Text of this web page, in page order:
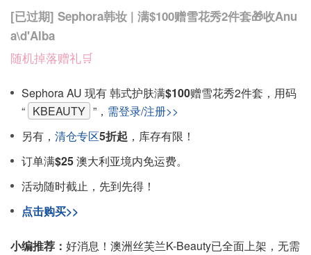
[已过期] Sephora韩妆 | 满$100赠雪花秀2件套🎁收Anu
a\d'Alba
随机掉落赠礼🛒
Sephora AU 现有 韩式护肤满$100赠雪花秀2件套，用码
“ KBEAUTY ”， 需登录/注册>>
另有， 清仓专区5折起 ，库存有限！
订单满$25澳大利亚境内免运费。
活动随时截止，先到先得！
点击购买>>
小编推荐： 好消息！澳洲丝芙兰K-Beauty已全面上架，无需